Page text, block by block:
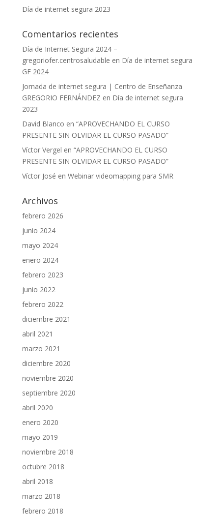
Día de internet segura 2023
Comentarios recientes
Día de Internet Segura 2024 –
gregoriofer.centrosaludable en Día de internet segura
GF 2024
Jornada de internet segura | Centro de Enseñanza
GREGORIO FERNÁNDEZ en Día de internet segura
2023
David Blanco en “APROVECHANDO EL CURSO
PRESENTE SIN OLVIDAR EL CURSO PASADO”
Víctor Vergel en “APROVECHANDO EL CURSO
PRESENTE SIN OLVIDAR EL CURSO PASADO”
Víctor José en Webinar videomapping para SMR
Archivos
febrero 2026
junio 2024
mayo 2024
enero 2024
febrero 2023
junio 2022
febrero 2022
diciembre 2021
abril 2021
marzo 2021
diciembre 2020
noviembre 2020
septiembre 2020
abril 2020
enero 2020
mayo 2019
noviembre 2018
octubre 2018
abril 2018
marzo 2018
febrero 2018